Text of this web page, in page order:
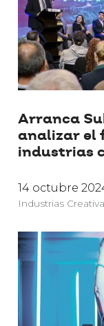
Arranca
analizar el
industrias
14 octubre
Industrias